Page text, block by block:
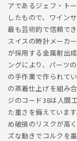
アであるジェフ・ト
したもので、ワイン
最も芸術的で信頼で
スイスの時計メーカ
が採用する金属射出
ングにより、パーツ
の手作業で作られて
の蒸着仕上げを組み
ジのコード38は人間
た重さを備えていま
め破損のリスクが高
ズな動きでコルクを